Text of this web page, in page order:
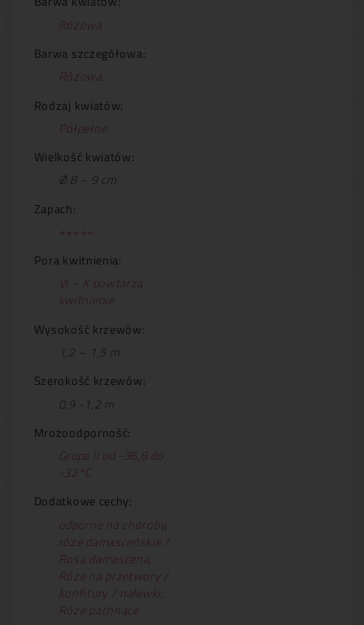
Różowa
Barwa szczegółowa:
Różowa
Rodzaj kwiatów:
Półpełne
Wielkość kwiatów:
Ø 8 – 9 cm
Zapach:
+++++
Pora kwitnienia:
VI – X powtarza
kwitnienie
Wysokość krzewów:
1,2 – 1,5 m
Szerokość krzewów:
0,9 -1,2 m
Mrozoodporność:
Grupa II od -36,8 do
-32°C
Dodatkowe cechy:
odporne na choroby,
róże damasceńskie /
Rosa damascena,
Róże na przetwory /
konfitury / nalewki,
Róże pachnące